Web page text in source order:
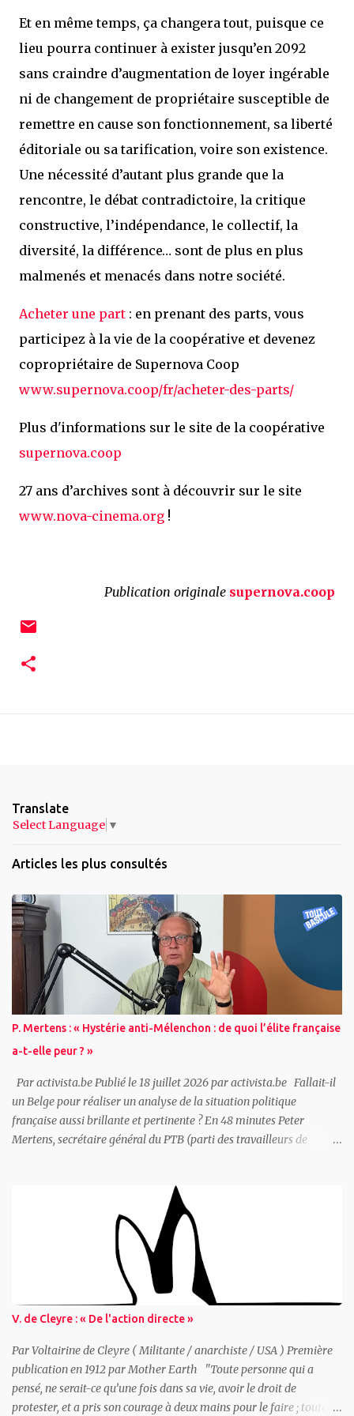
Et en même temps, ça changera tout, puisque ce
lieu pourra continuer à exister jusqu’en 2092
sans craindre d’augmentation de loyer ingérable
ni de changement de propriétaire susceptible de
remettre en cause son fonctionnement, sa liberté
éditoriale ou sa tarification, voire son existence.
Une nécessité d’autant plus grande que la
rencontre, le débat contradictoire, la critique
constructive, l’indépendance, le collectif, la
diversité, la différence… sont de plus en plus
malmenés et menacés dans notre société.
Acheter une part : en prenant des parts, vous
participez à la vie de la coopérative et devenez
copropriétaire de Supernova Coop
www.supernova.coop/fr/acheter-des-parts/
Plus d'informations sur le site de la coopérative
supernova.coop
27 ans d’archives sont à découvrir sur le site
www.nova-cinema.org !
Publication originale supernova.coop
Translate
Select Language ▼
Articles les plus consultés
P. Mertens : « Hystérie anti-Mélenchon : de quoi l’élite française
a-t-elle peur ? »
Par activista.be Publié le 18 juillet 2026 par activista.be Fallait-il
un Belge pour réaliser un analyse de la situation politique
française aussi brillante et pertinente ? En 48 minutes Peter
Mertens, secrétaire général du PTB (parti des travailleurs de
Hystérie anti-Mélenchon : de quoi l’élite française a-t-elle peur ? »
Ceux qui dirigent réellement la France ont peur car le pays traverse
une triple crise : 1. La « France-Afrique » claque la porte, Paris perd
ses matières premières, son uranium... 2. L’Allemagne se réarme ce
qui remet en question la domination française 3. La colère
populaire grandit et malgré une campagne de diffamation sans
précédent LFI résiste « D'un côté, l'élite française semble de plus en
plus séduite par l'extrême droite. De l'autre, elle mène une chasse
aux sorcières hystérique contre Mélenchon et La France In...
V. de Cleyre : « De l'action directe »
Par Voltairine de Cleyre ( Militante / anarchiste / USA ) Première
publication en 1912 par Mother Earth "Toute personne qui a
pensé, ne serait-ce qu’une fois dans sa vie, avoir le droit de
protester, et a pris son courage à deux mains pour le faire ; toute